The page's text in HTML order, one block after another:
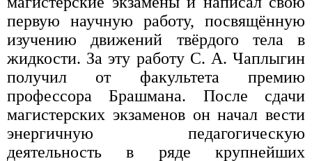
первую научную работу, посвящённую
изучению движений твёрдого тела в
жидкости. За эту работу С. А. Чаплыгин
получил от факультета премию
профессора Брашмана. После сдачи
магистерских экзаменов он начал вести
энергичную педагогическую
деятельность в ряде крупнейших